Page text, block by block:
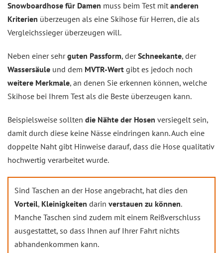
Snowboardhose für Damen muss beim Test mit anderen
Kriterien überzeugen als eine Skihose für Herren, die als
Vergleichssieger überzeugen will.
Neben einer sehrguten Passform, derSchneekante, der
Wassersäule und dem MVTR-Wert gibt es jedoch noch
weitere Merkmale, an denen Sie erkennen können, welche
Skihose bei Ihrem Test als die Beste überzeugen kann.
Beispielsweise sollten die Nähte der Hosen versiegelt sein,
damit durch diese keine Nässe eindringen kann. Auch eine
doppelte Naht gibt Hinweise darauf, dass die Hose qualitativ
hochwertig verarbeitet wurde.
Sind Taschen an der Hose angebracht, hat dies den
Vorteil, Kleinigkeiten darin verstauen zu können.
Manche Taschen sind zudem mit einem Reißverschluss
ausgestattet, so dass Ihnen auf Ihrer Fahrt nichts
abhandenkommen kann.